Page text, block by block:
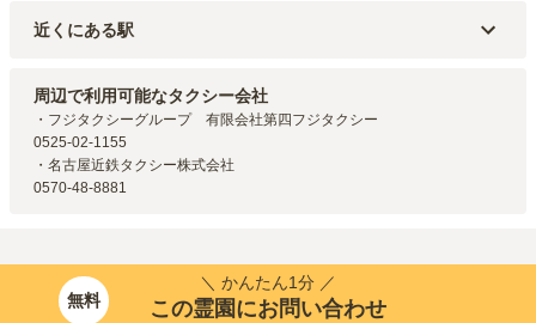
近くにある駅
名古屋市営地下鉄名城線
東別院駅（
名古屋市営地下鉄名城線
矢場町駅（1.4km）
名古屋市営地下鉄東山線
周辺で利用可能なタクシー会社
・フジタクシーグループ　有限会社第四フジタクシー
0525-02-1155
・名古屋近鉄タクシー株式会社
0570-48-8881
無料
＼ かんたん1分 ／
この霊園にお問い合わせ